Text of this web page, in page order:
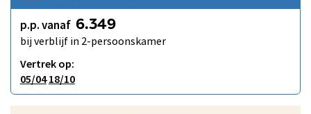
p.p. vanaf 6.349
bij verblijf in 2-persoonskamer
Vertrek op:
05/04 18/10